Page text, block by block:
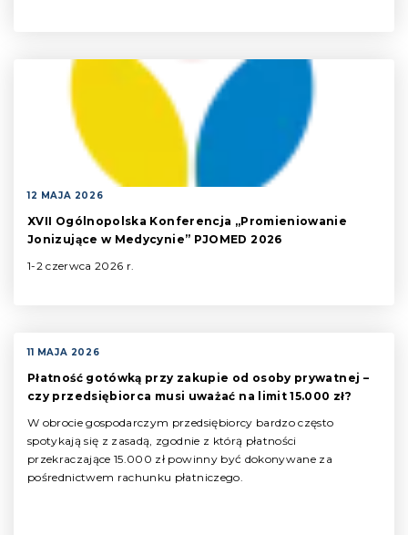
12 MAJA 2026
XVII Ogólnopolska Konferencja „Promieniowanie
Jonizujące w Medycynie” PJOMED 2026
1-2 czerwca 2026 r.
11 MAJA 2026
Płatność gotówką przy zakupie od osoby prywatnej –
czy przedsiębiorca musi uważać na limit 15.000 zł?
W obrocie gospodarczym przedsiębiorcy bardzo często
spotykają się z zasadą, zgodnie z którą płatności
przekraczające 15.000 zł powinny być dokonywane za
pośrednictwem rachunku płatniczego.